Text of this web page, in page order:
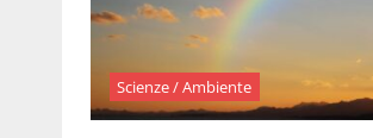
Scienze / Ambiente